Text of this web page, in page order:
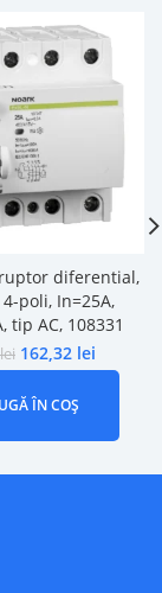
diferential,
4-poli, In=25A,
tip AC, 108331
lei 162,32 lei
ÎN COȘ